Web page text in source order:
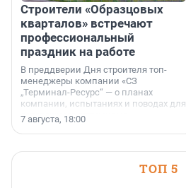
Строители «Образцовых
кварталов» встречают
профессиональный
праздник на работе
В преддверии Дня строителя топ-
менеджеры компании «СЗ
„Терминал-Ресурс“ — о планах
компании, испытаниях и поводах для
осторожного оптимизма.
7 августа, 18:00
ТОП 5